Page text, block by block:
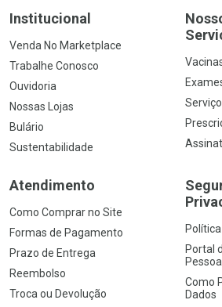
Institucional
Venda No Marketplace
Trabalhe Conosco
Ouvidoria
Nossas Lojas
Bulário
Sustentabilidade
Atendimento
Como Comprar no Site
Formas de Pagamento
Prazo de Entrega
Reembolso
Troca ou Devolução
Portal
Como
Dados